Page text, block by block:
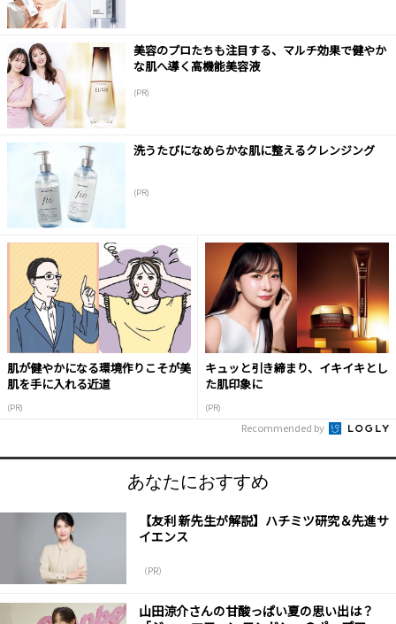
美容のプロたちも注目する、マルチ効果で健やか
な肌へ導く高機能美容液
(PR)
洗うたびになめらかな肌に整えるクレンジング
(PR)
肌が健やかになる環境作りこそが美
肌を手に入れる近道
(PR)
キュッと引き締まり、イキイキとし
た肌印象に
(PR)
Recommended by
あなたにおすすめ
【友利 新先生が解説】ハチミツ研究＆先進サ
イエンス
（PR）
山田涼介さんの甘酸っぱい夏の思い出は？